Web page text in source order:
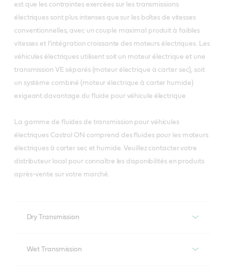
est que les contraintes exercées sur les transmissions
électriques sont plus intenses que sur les boîtes de vitesses
conventionnelles, avec un couple maximal produit à faibles
vitesses et l’intégration croissante des moteurs électriques. Les
véhicules électriques utilisent soit un moteur électrique et une
transmission VE séparés (moteur électrique à carter sec), soit
un système combiné (moteur électrique à carter humide)
exigeant davantage du fluide pour véhicule électrique
La gamme de fluides de transmission pour véhicules
électriques Castrol ON comprend des fluides pour les moteurs
électriques à carter sec et humide. Veuillez contacter votre
distributeur local pour connaître les disponibilités en produits
après-vente sur votre marché.
Dry Transmission
Wet Transmission